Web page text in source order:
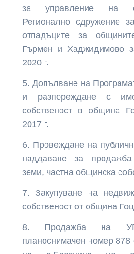
за управление на
Регионално сдружение
отпадъците за
Гърмен и Хаджидимово
2020 г.
Допълване на
и разпореждане с
собственост в община
2017 г.
Провеждане на
наддаване за
земи, частна общинска
Закупуване на
собственост от община
Продажба на
планоснимачен номер 878